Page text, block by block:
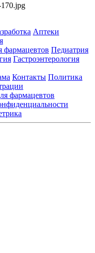
Аптеки
фармацевтов Педиатрия
Гастроэнтерология
Контакты Политика
фармацевтов